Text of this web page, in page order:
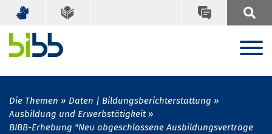
Die Themen
Daten | Bildungsberichterstattung
Ausbildung und Erwerbstätigkeit
BIBB-Erhebung "Neu abgeschlossene Ausbildungsverträge